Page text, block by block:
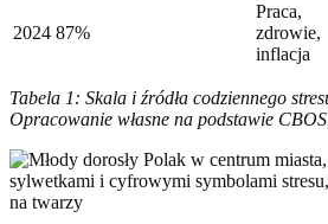
2024 87%
Praca,
zdrowie,
inflacja
Tabela 1: Skala i źródła codziennego
Opracowanie własne na podstawie